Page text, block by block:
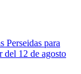
Perseidas para
del 12 de agosto